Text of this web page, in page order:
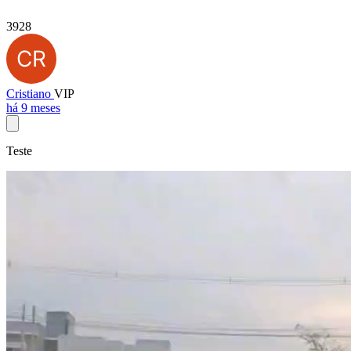
3928
Cristiano VIP
há 9 meses
Teste